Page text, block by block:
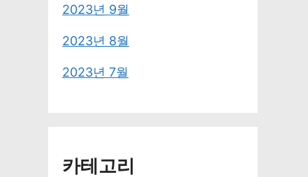
2023년 9월
2023년 8월
2023년 7월
카테고리